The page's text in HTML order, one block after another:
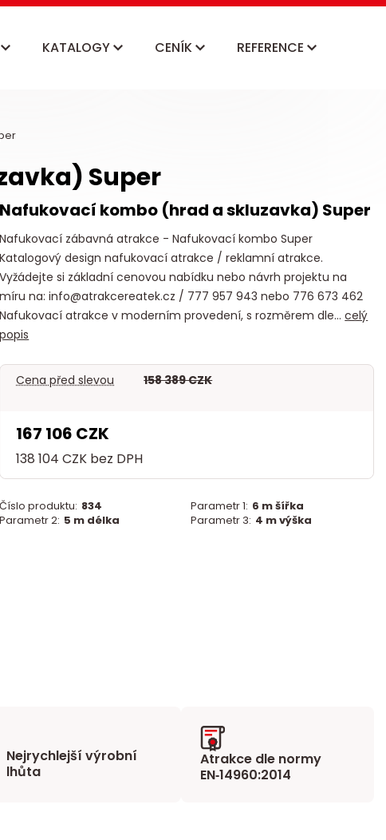
KATALOGY CENÍK REFERENCE
Super
Nafukovací kombo (hrad a skluzavka) Super
Nafukovací zábavná atrakce - Nafukovací kombo Super
Katalogový design nafukovací atrakce / reklamní atrakce.
Vyžádejte si základní cenovou nabídku nebo návrh projektu na
míru na: info@atrakcereatek.cz / 777 957 943 nebo 776 673 462
Nafukovací atrakce v moderním provedení, s rozměrem dle...celý
popis
Cena před slevou 158 389 CZK
167 106 CZK
138 104 CZK bez DPH
Číslo produktu: 834 Parametr 1: 6 m šířka
Parametr 2: 5 m délka Parametr 3: 4 m výška
Nejrychlejší výrobní
lhůta
Atrakce dle normy
EN‑14960:2014